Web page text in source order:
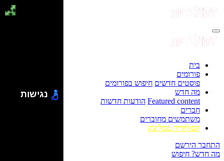
בית
פורומים
פוסטים חדשים חיפוש בפורומים
מה חדש
Featured content הודעות חדשות
חברים
משתמשים מחוברים
הסולידית ממליצה
התחבר הירשם
מה חדש? חיפוש
נגישות